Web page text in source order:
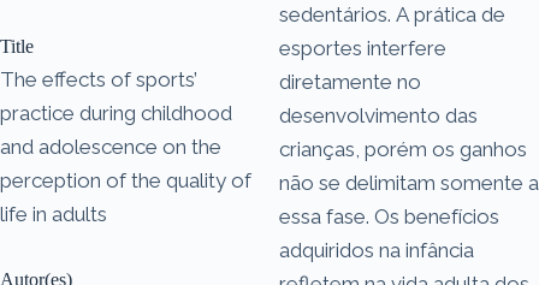
Title
The effects of sports’
practice during childhood
and adolescence on the
perception of the quality of
life in adults
Autor(es)
sedentários. A prática de
esportes interfere
diretamente no
desenvolvimento das
crianças, porém os ganhos
não se delimitam somente a
essa fase. Os benefícios
adquiridos na infância